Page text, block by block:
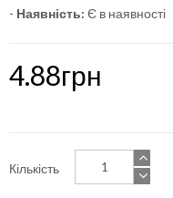
- Наявність: Є в наявності
4.88грн
Кількість